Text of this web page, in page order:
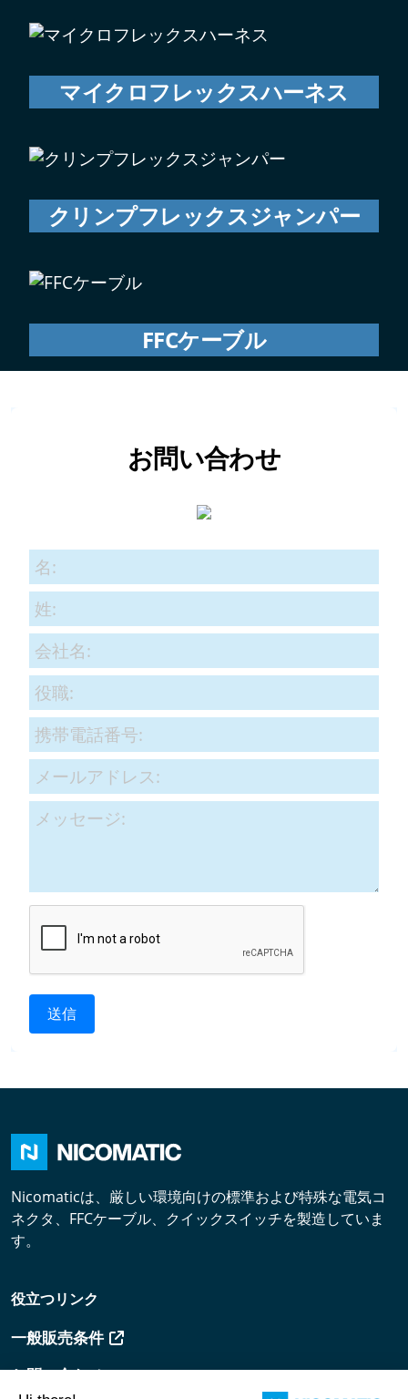
マイクロフレックスハーネス
クリンプフレックスジャンパー
FFCケーブル
お問い合わせ
送信
Nicomaticは、厳しい環境向けの標準および特殊な電気コ
ネクタ、FFCケーブル、クイックスイッチを製造していま
す。
役立つリンク
一般販売条件
お問い合わせ